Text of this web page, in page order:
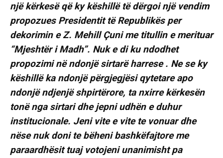
një kërkesë që ky këshillë të dërgoi një vendim
propozues Presidentit të Republikës per
dekorimin e Z. Mehill Çuni me titullin e merituar
“Mjeshtër i Madh”. Nuk e di ku ndodhet
propozimi në ndonjë sirtarë harrese . Ne se ky
këshillë ka ndonjë përgjegjësi qytetare apo
ndonjë ndjenjë shpirtërore, ta nxirre kërkesën
tonë nga sirtari dhe jepni udhën e duhur
institucionale. Jeni vite e vite te vonuar dhe
nëse nuk doni te bëheni bashkëfajtore me
paraardhësit tuaj votojeni unanimisht pa